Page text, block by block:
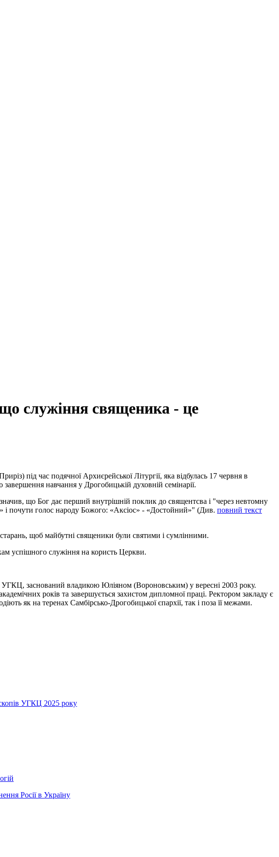
служіння священика - це
під час подячної Архиєрейської Літургії, яка відбулась 17 червня в
навчання у Дрогобицькій духовній семінарії.
що Бог дає перший внутрішній поклик до священтсва і "через невтомну
і почути голос народу Божого: «Аксіос» - «Достойний»" (Див. повний текст
щоб майбутні священики були святими і сумлінними.
успішного служіння на користь Церкви.
УГКЦ, заснований владикою Юліяном (Вороновським) у вересні 2003 року.
років та завершується захистом дипломної праці. Ректором закладу є
як на теренах Самбірсько-Дрогобицької єпархії, так і поза її межами.
УГКЦ 2025 року
Росії в Україну